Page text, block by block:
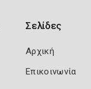
Σελίδες
Αρχική
Επικοινωνία